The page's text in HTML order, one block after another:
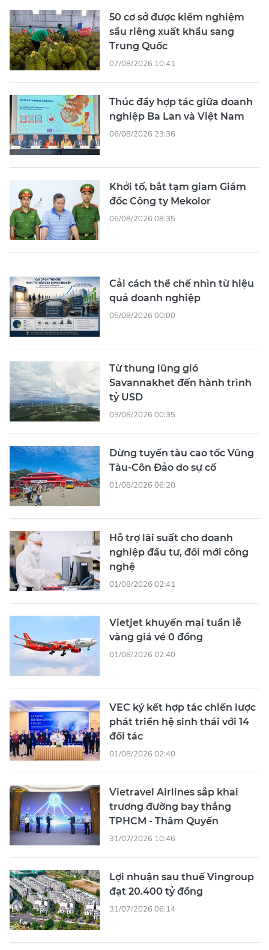
50 cơ sở được kiểm nghiệm
sầu riêng xuất khẩu sang
Trung Quốc
07/08/2026 10:41
Thúc đẩy hợp tác giữa doanh
nghiệp Ba Lan và Việt Nam
06/08/2026 23:36
Khởi tố, bắt tạm giam Giám
đốc Công ty Mekolor
06/08/2026 08:35
Cải cách thể chế nhìn từ hiệu
quả doanh nghiệp
05/08/2026 00:00
Từ thung lũng gió
Savannakhet đến hành trình
tỷ USD
03/08/2026 00:35
Dừng tuyến tàu cao tốc Vũng
Tàu-Côn Đảo do sự cố
01/08/2026 06:20
Hỗ trợ lãi suất cho doanh
nghiệp đầu tư, đổi mới công
nghệ
01/08/2026 02:41
Vietjet khuyến mại tuần lễ
vàng giá vé 0 đồng
01/08/2026 02:40
VEC ký kết hợp tác chiến lược
phát triển hệ sinh thái với 14
đối tác
01/08/2026 02:40
Vietravel Airlines sắp khai
trương đường bay thẳng
TPHCM - Thâm Quyến
31/07/2026 10:46
Lợi nhuận sau thuế Vingroup
đạt 20.400 tỷ đồng
31/07/2026 06:14